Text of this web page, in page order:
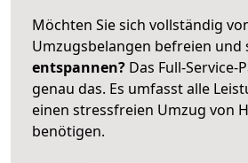
Möchten Sie sich vollständig
Umzugsbelangen befreien und
entspannen? Das Full-
genau das. Es umfasst alle
einen stressfreien Umzug von
benötigen.